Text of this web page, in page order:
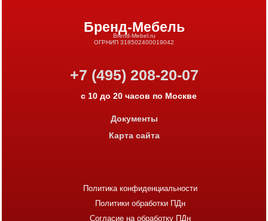
Бренд-Мебель
Brend-Mebel.ru
ОГРНИП 318502400019042
Политика конфиденциальности
Политики обработки ПДн
Согласие на обработку ПДн
+7 (495) 208-20-07
с 10 до 20 часов по Москве
Документы
Карта сайта